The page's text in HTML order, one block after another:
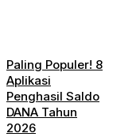
Paling Populer! 8
Aplikasi
Penghasil Saldo
DANA Tahun
2026